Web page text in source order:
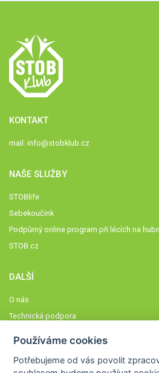
KONTAKT
mail: info@stobklub.cz
NAŠE SLUŽBY
STOBlife
Sebekoučink
Podpůrný online program při lécích na
STOB.cz
DALŠÍ
O nás
Technická podpora
Členové STOBklubu
Používáme cookies
Potřebujeme od vás povolit